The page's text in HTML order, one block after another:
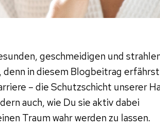
geschmeidigen und
denn in diesem Blogbeitrag
– die Schutzschicht unserer
auch, wie Du sie aktiv dabei
Traum wahr werden zu lassen.